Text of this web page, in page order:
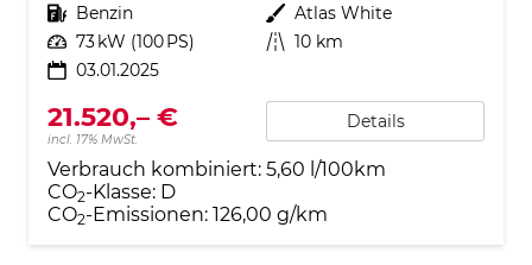
Kraftstoff Benzin Außenfarbe Atlas White
Leistung 73 kW (100 PS) Kilometerstand 10 km
03.01.2025
21.520,– €
incl. 17% MwSt.
Details
Verbrauch kombiniert: 5,60 l/100km
CO2-Klasse: D
CO2-Emissionen: 126,00 g/km